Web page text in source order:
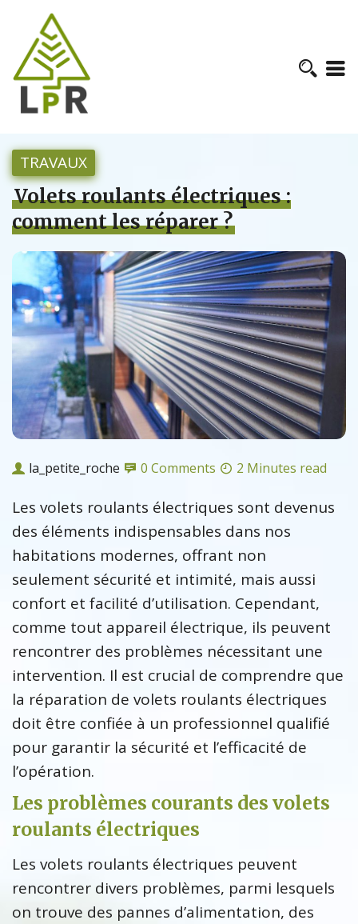
TRAVAUX
Volets roulants électriques :
comment les réparer ?
la_petite_roche 0 Comments 2 Minutes read
Les volets roulants électriques sont devenus
des éléments indispensables dans nos
habitations modernes, offrant non
seulement sécurité et intimité, mais aussi
confort et facilité d’utilisation. Cependant,
comme tout appareil électrique, ils peuvent
rencontrer des problèmes nécessitant une
intervention. Il est crucial de comprendre que
la réparation de volets roulants électriques
doit être confiée à un professionnel qualifié
pour garantir la sécurité et l’efficacité de
l’opération.
Les problèmes courants des volets
roulants électriques
Les volets roulants électriques peuvent
rencontrer divers problèmes, parmi lesquels
on trouve des pannes d’alimentation, des